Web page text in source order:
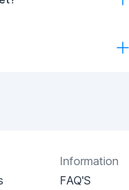
Information
FAQ'S